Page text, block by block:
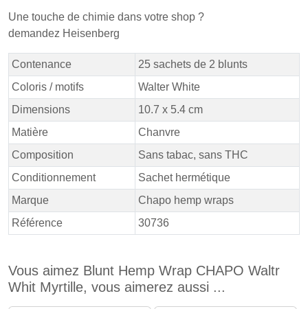
Une touche de chimie dans votre shop ?
demandez Heisenberg
Contenance
25 sachets de 2 blunts
Coloris / motifs
Walter White
Dimensions
10.7 x 5.4 cm
Matière
Chanvre
Composition
Sans tabac, sans THC
Conditionnement
Sachet hermétique
Marque
Chapo hemp wraps
Référence
30736
Vous aimez Blunt Hemp Wrap CHAPO Waltr
Whit Myrtille, vous aimerez aussi ...